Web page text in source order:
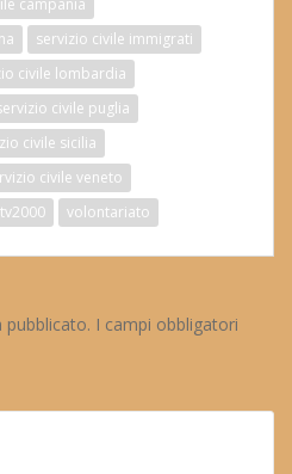
campania
servizio civile immigrati
civile lombardia
civile puglia
civile sicilia
civile veneto
tv2000 volontariato
pubblicato. I campi obbligatori